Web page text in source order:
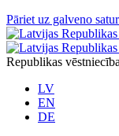
Pāriet uz galveno
Republikas
LV
EN
DE